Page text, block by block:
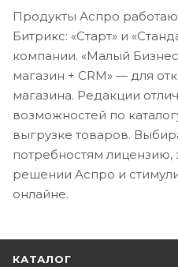
Продукты Аспро
Битрикс: «Старт» и
компании. «Малый
магазин + CRM» — для
магазина. Редакции
возможностей по
выгрузке товаров.
потребностям лицензию,
решении Аспро и
онлайне.
КАТАЛОГ